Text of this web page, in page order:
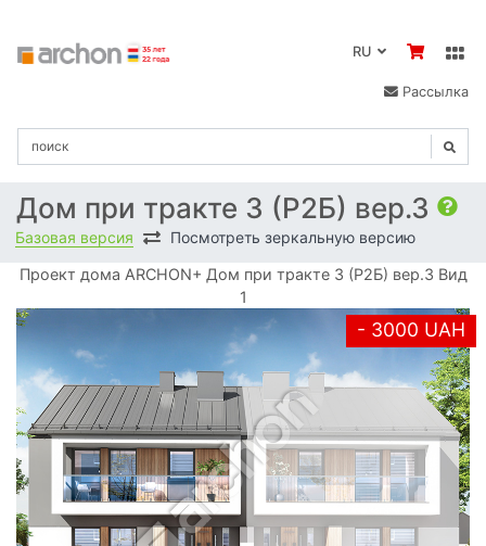
Рассылка
Дом при тракте 3 (Р2Б) вер.3
Базовая версия Посмотреть зеркальную версию
Проект дома ARCHON+ Дом при тракте 3 (Р2Б) вер.3 Вид
1
- 3000 UAH